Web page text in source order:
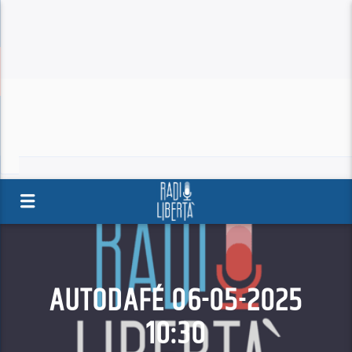
AUTODAFÉ 06-05-2025
10:30